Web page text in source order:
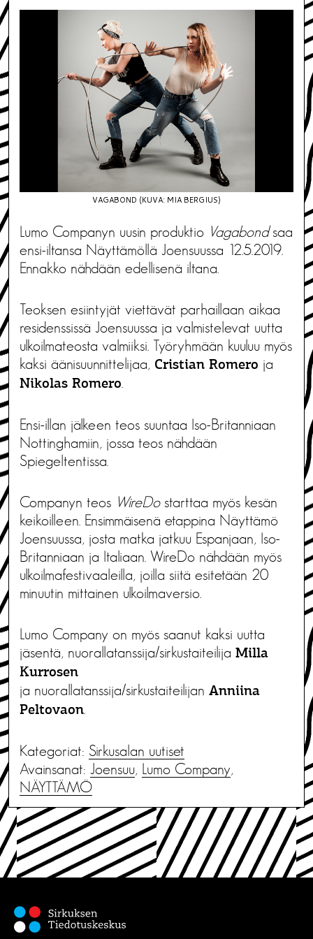
VAGABOND (KUVA: MIA BERGIUS)
Lumo Companyn uusin produktio Vagabondsaa
ensi-iltansa Näyttämöllä Joensuussa 12.5.2019.
Ennakko nähdään edellisenä iltana.
Teoksen esiintyjät viettävät parhaillaan aikaa
residenssissä Joensuussa ja valmistelevat uutta
ulkoilmateosta valmiiksi. Työryhmään kuuluu myös
kaksi äänisuunnittelijaa, Cristian Romero ja
Nikolas Romero
Ensi-illan jälkeen teos suuntaa Iso-Britanniaan
Nottinghamiin, jossa teos nähdään
Spiegeltentissa.
Companyn teos WireDostarttaa myös kesän
keikoilleen. Ensimmäisenä etappina Näyttämö
Joensuussa, josta matka jatkuu Espanjaan, Iso-
Britanniaan ja Italiaan. WireDo nähdään myös
ulkoilmafestivaaleilla, joilla siitä esitetään 20
minuutin mittainen ulkoilmaversio.
Lumo Company on myös saanut kaksi uutta
jäsentä, nuorallatanssija/sirkustaiteilija Milla
Kurrosen
ja nuorallatanssija/sirkustaiteilijan Anniina
Peltovaon
Kategoriat: Sirkusalan uutiset
Avainsanat: Joensuu, Lumo Company,
NÄYTTÄMÖ